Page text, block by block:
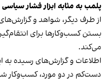
پلمب به مثابه ابزار فشار سیاسی
از طرف دیگر، شواهد و
بستن کسب‌وکارها برای
می‌کند.
اطلاعات و گزارش‌های رسیده به
دست‌کم در دو مورد، کسب‌وکار